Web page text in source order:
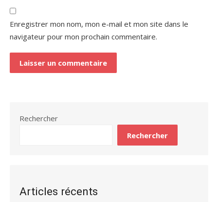
Enregistrer mon nom, mon e-mail et mon site dans le
navigateur pour mon prochain commentaire.
Rechercher
Rechercher
Articles récents